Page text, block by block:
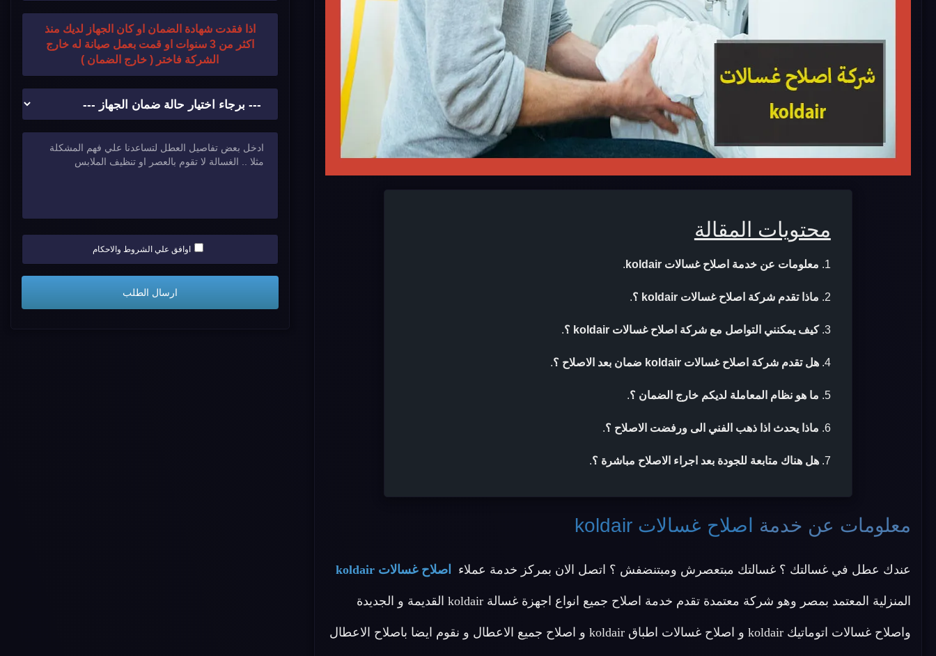
محتويات المقالة
معلومات عن خدمة اصلاح غسالات koldair .
ماذا تقدم شركة اصلاح غسالات koldair ؟ .
كيف يمكنني التواصل مع شركة اصلاح غسالات koldair ؟ .
هل تقدم شركة اصلاح غسالات koldair ضمان بعد الاصلاح ؟ .
ما هو نظام المعاملة لديكم خارج الضمان ؟.
ماذا يحدث اذا ذهب الفني الى ورفضت الاصلاح ؟.
هل هناك متابعة للجودة بعد اجراء الاصلاح مباشرة ؟.
معلومات عن خدمة اصلاح غسالات koldair
عندك عطل في غسالتك ؟ غسالتك مبتعصرش ومبتنضفش ؟ اتصل الان بمركز خدمة عملاء اصلاح غسالات koldair
المنزلية المعتمد بمصر وهو شركة معتمدة تقدم خدمة اصلاح جميع انواع اجهزة غسالة koldair القديمة و الجديدة
واصلاح غسالات اتوماتيك koldair و اصلاح غسالات اطباق koldair و اصلاح جميع الاعطال و نقوم ايضا باصلاح الاعطال
اذا فقدت شهادة الضمان او كان الجهاز لديك منذ
اكثر من 3 سنوات او قمت بعمل صيانة له خارج
الشركة فاختر ( خارج الضمان )
اوافق علي الشروط والاحكام